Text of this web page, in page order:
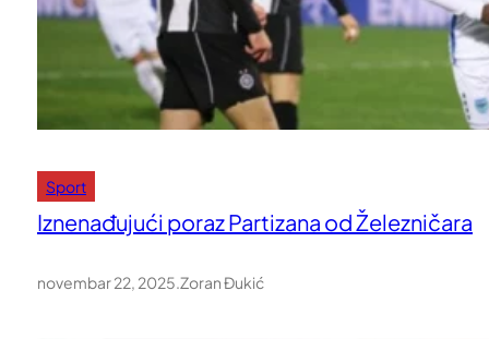
Sport
Iznenađujući poraz Partizana od Železničara
novembar 22, 2025.Zoran Đukić